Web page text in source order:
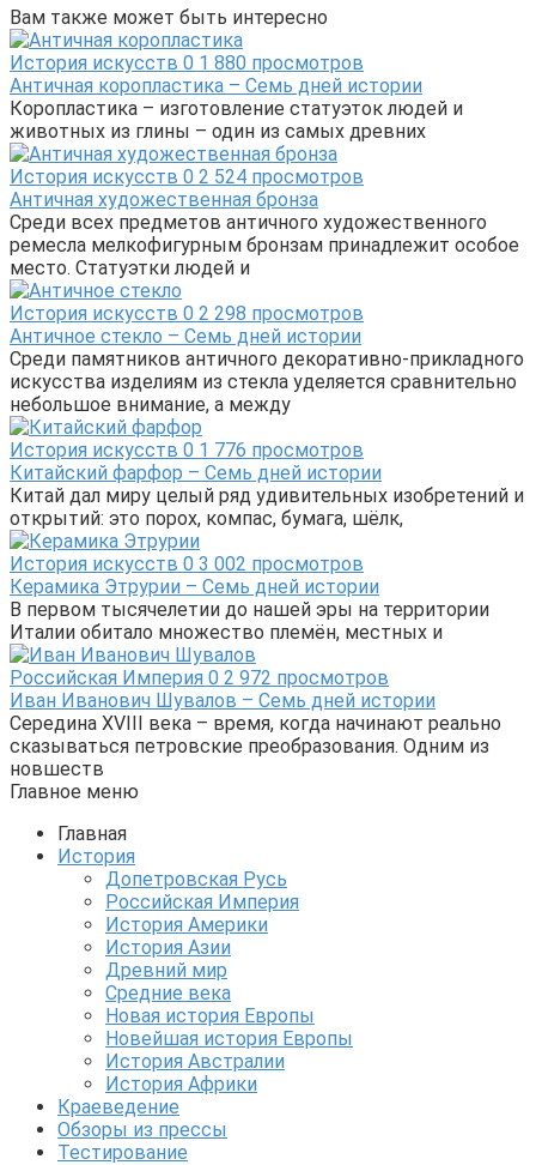
Вам также может быть интересно
История искусств 0 1 880 просмотров
Античная коропластика – Семь дней истории
Коропластика – изготовление статуэток людей и
животных из глины – один из самых древних
История искусств 0 2 524 просмотров
Античная художественная бронза
Среди всех предметов античного художественного
ремесла мелкофигурным бронзам принадлежит особое
место. Статуэтки людей и
История искусств 0 2 298 просмотров
Античное стекло – Семь дней истории
Среди памятников античного декоративно-прикладного
искусства изделиям из стекла уделяется сравнительно
небольшое внимание, а между
История искусств 0 1 776 просмотров
Китайский фарфор – Семь дней истории
Китай дал миру целый ряд удивительных изобретений и
открытий: это порох, компас, бумага, шёлк,
История искусств 0 3 002 просмотров
Керамика Этрурии – Семь дней истории
В первом тысячелетии до нашей эры на территории
Италии обитало множество племён, местных и
Российская Империя 0 2 972 просмотров
Иван Иванович Шувалов – Семь дней истории
Середина XVIII века – время, когда начинают реально
сказываться петровские преобразования. Одним из
новшеств
Главное меню
Главная
История
Допетровская Русь
Российская Империя
История Америки
История Азии
Древний мир
Средние века
Новая история Европы
Новейшая история Европы
История Австралии
История Африки
Краеведение
Обзоры из прессы
Тестирование